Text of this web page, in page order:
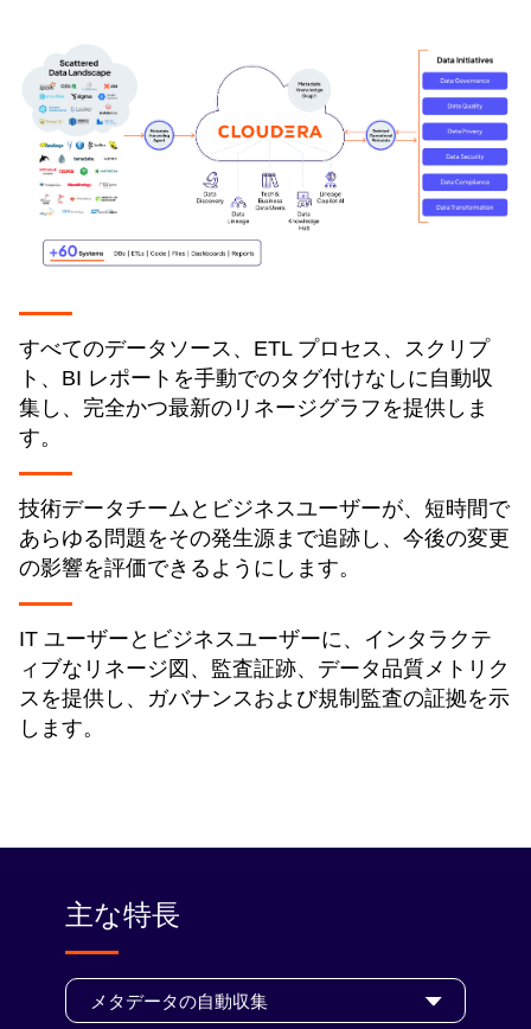
すべてのデータソース、ETL プロセス、スクリプ
ト、BI レポートを手動でのタグ付けなしに自動収
集し、完全かつ最新のリネージグラフを提供しま
す。
技術データチームとビジネスユーザーが、短時間で
あらゆる問題をその発生源まで追跡し、今後の変更
の影響を評価できるようにします。
IT ユーザーとビジネスユーザーに、インタラクテ
ィブなリネージ図、監査証跡、データ品質メトリク
スを提供し、ガバナンスおよび規制監査の証拠を示
します。
主な特長